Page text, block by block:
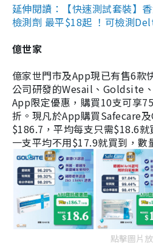
延伸閱讀：【快速測試套裝】
檢測劑 最平$18起 ！可檢測
億世家
億家世門市及App現已有售6款
公司研發的Wesail、Goldsite
App限定優惠，購買10支可享
折。現凡於App購買Safecare
$186.7，平均每支只需$18.6
一支平均不用$17.9就買到，數
點擊圖片